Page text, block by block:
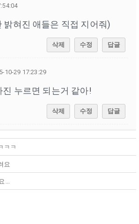
밝혀진 애들은 직접 지어줘)
삭제 수정 답글
10-29 17:23:29
진 누르면 되는거 같아!
삭제 수정 답글
ㅋㅋ
요
...